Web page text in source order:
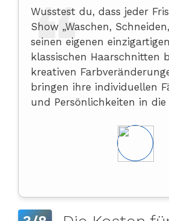
Wusstest du, dass jeder
Show „Waschen,
seinen eigenen
klassischen Haarschnitten
kreativen
bringen ihre individuellen
und Persönlichkeiten in die